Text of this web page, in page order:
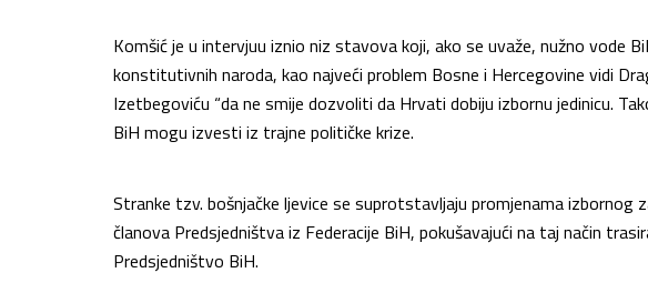
Komšić je u intervjuu iznio niz stavova koji, ako se uvaže, nužno vode
konstitutivnih naroda, kao najveći problem Bosne i Hercegovine vidi
Izetbegoviću “da ne smije dozvoliti da Hrvati dobiju izbornu jedinicu.
BiH mogu izvesti iz trajne političke krize.
Stranke tzv. bošnjačke ljevice se suprotstavljaju promjenama izbornog
članova Predsjedništva iz Federacije BiH, pokušavajući na taj način
Predsjedništvo BiH.